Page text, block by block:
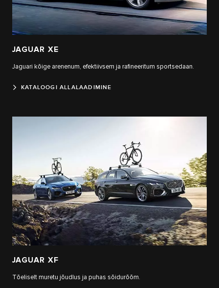
JAGUAR XE
Jaguari kõige arenenum, efektiivsem ja rafineeritum sportsedaan.
KATALOOGI ALLALAADIMINE
JAGUAR XF
Tõeliselt muretu jõudlus ja puhas sõidurõõm.